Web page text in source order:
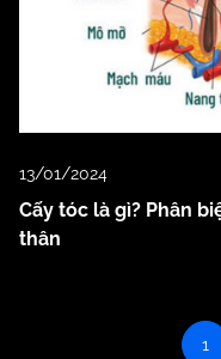
13/01/2024
Cấy tóc là gì? Phân
thân
1